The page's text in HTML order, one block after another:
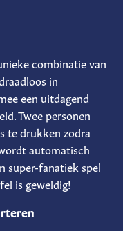
combinatie van
in
een uitdagend
Twee personen
te drukken zodra
automatisch
super-fanatiek spel
is geweldig!